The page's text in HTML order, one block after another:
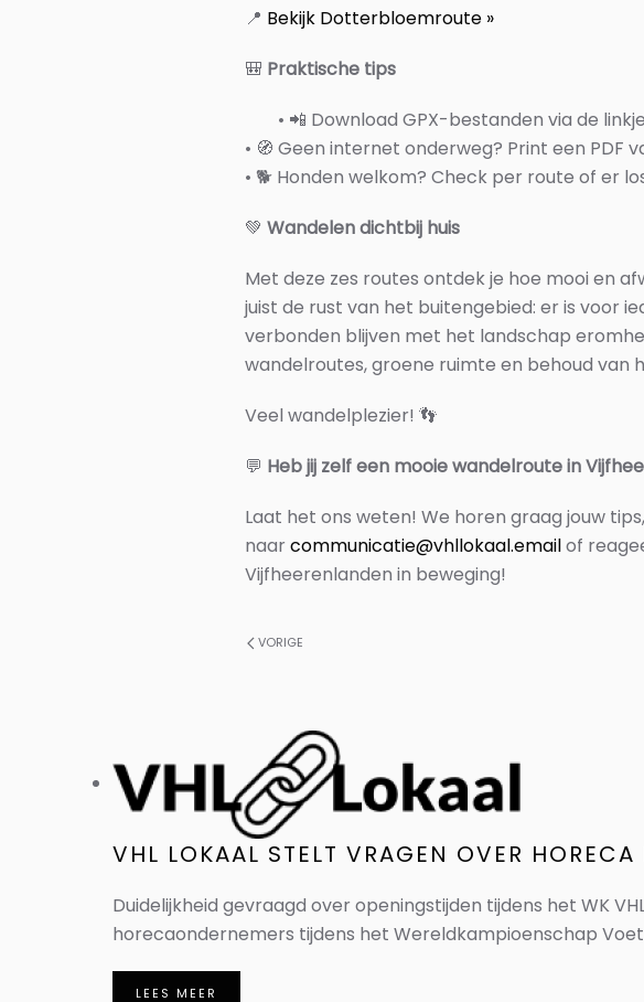
📍 Bekijk Dotterbloemroute »
🎒 Praktische tips
• 📲 Download GPX-bestanden via de
• 🧭 Geen internet onderweg? Print een PDF
• 🐕 Honden welkom? Check per route of er
💚 Wandelen dichtbij huis
Met deze zes routes ontdek je hoe mooi en
juist de rust van het buitengebied: er is voor
verbonden blijven met het landschap
wandelroutes, groene ruimte en behoud van
Veel wandelplezier! 👣
💬 Heb jij zelf een mooie wandelroute in
Laat het ons weten! We horen graag jouw
naarcommunicatie@vhllokaal.emailof
Vijfheerenlanden in beweging!
VORIGE
VHL LOKAAL STELT VRAGEN OVER
Duidelijkheid gevraagd over openingstijden tijdens het WK
horecaondernemers tijdens het Wereldkampioenschap
LEES MEER